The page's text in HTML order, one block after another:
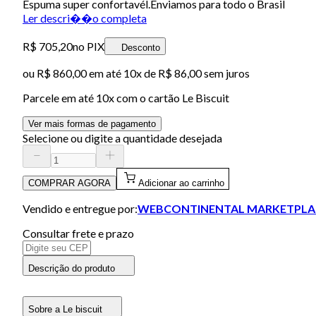
Espuma super confortavél.Enviamos para todo o Brasil
Ler descri��o completa
R$ 705,20no PIX Desconto
ou R$ 860,00em até 10x de R$ 86,00 sem juros
Parcele em até 10x com o cartão Le Biscuit
Ver mais formas de pagamento
Selecione ou digite a quantidade desejada
COMPRAR AGORA Adicionar ao carrinho
Vendido e entregue por:WEBCONTINENTAL
Consultar frete e prazo
Descrição do produto
Sobre a Le biscuit